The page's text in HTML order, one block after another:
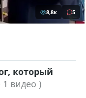
8,8к 5
который
1 видео )